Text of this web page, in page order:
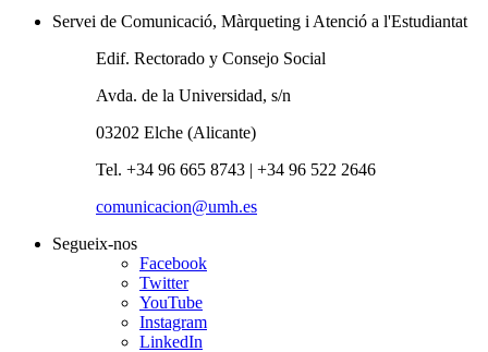
Servei de Comunicació, Màrqueting i Atenció a l'Estudiantat
Edif. Rectorado y Consejo Social
Avda. de la Universidad, s/n
03202 Elche (Alicante)
Tel. +34 96 665 8743 | +34 96 522 2646
comunicacion@umh.es
Segueix-nos
Facebook
Twitter
YouTube
Instagram
LinkedIn